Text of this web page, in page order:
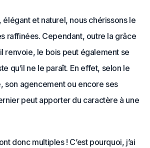
élégant et naturel, nous chérissons le
raffinées. Cependant, outre la grâce
renvoie, le bois peut également se
qu’il ne le paraît. En effet, selon le
son agencement ou encore ses
peut apporter du caractère à une
donc multiples ! C’est pourquoi, j’ai